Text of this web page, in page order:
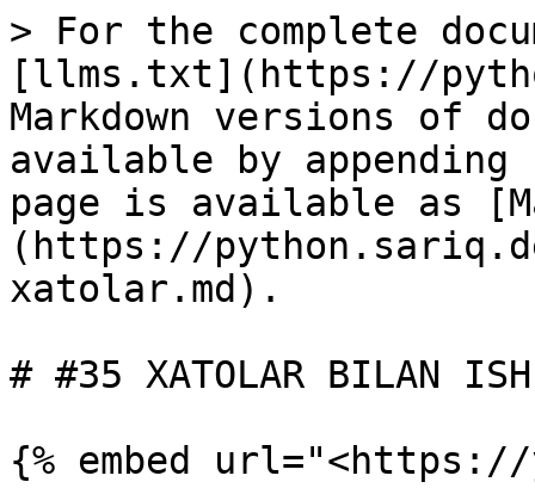
> For the complete
[llms.txt](https://
Markdown versions of
available by
page is available as
(https://
xatolar.md).
# #35 XATOLAR BILAN
{% embed url="<https://